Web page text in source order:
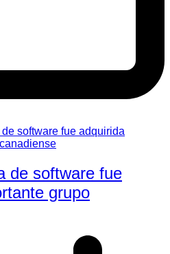
de software fue
grupo